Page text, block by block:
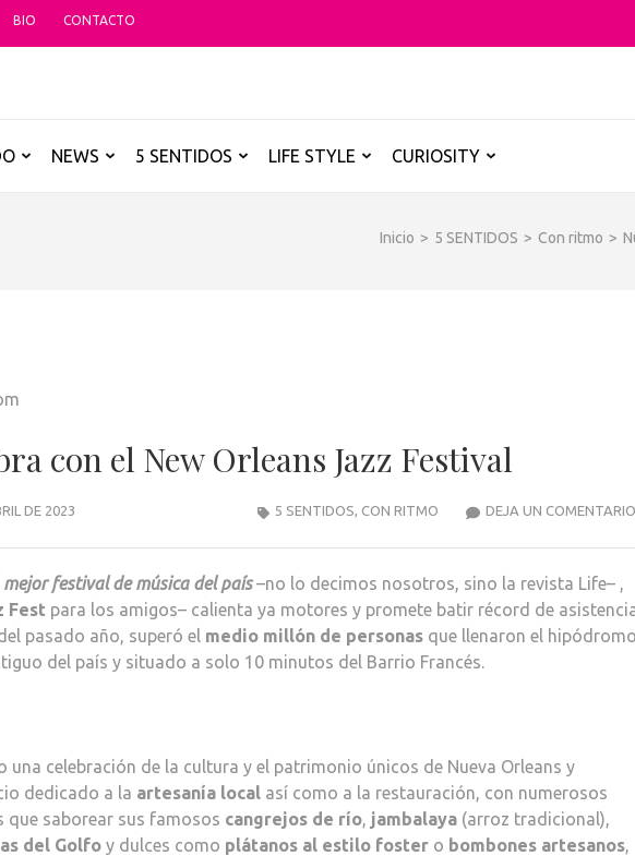
BIO CONTACTO
NEWS 5 SENTIDOS LIFE STYLE CURIOSITY
Inicio > 5 SENTIDOS > Con ritmo >
con el New Orleans Jazz Festival
DE 2023 DEJA UN
5 SENTIDOS, CON RITMO
mejor festival de música del país–no lo decimos nosotros, sino la revista Life– ,
Fest para los amigos– calienta ya motores y promete batir récord de
pasado año, superó el medio millón de personas que llenaron el hipódromo
del país y situado a solo 10 minutos del Barrio Francés.
una celebración de la cultura y el patrimonio únicos de Nueva Orleans y
dedicado a la artesanía local así como a la restauración, con numerosos
saborear sus famosos cangrejos de río, jambalaya (arroz tradicional),
del Golfo y dulces como plátanos al estilo foster o bombones artesanos,